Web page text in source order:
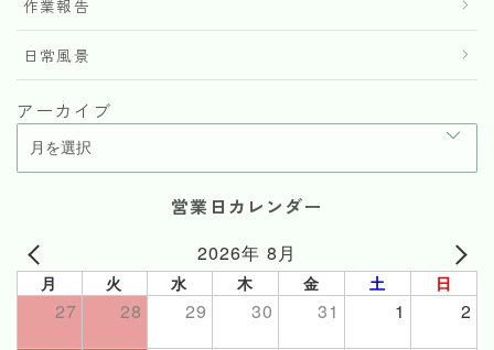
作業報告
日常風景
アーカイブ
営業日カレンダー
2026年 8月
月 火 水 木 金 土 日
27 28 29 30 31 1 2